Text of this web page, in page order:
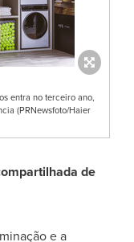
entra no terceiro ano,
(PRNewsfoto/Haier
de
e a